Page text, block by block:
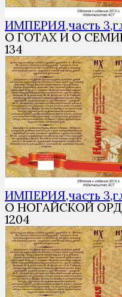
ИМПЕРИЯ,часть
О ГОТАХ И О
134
ИМПЕРИЯ,часть 3,гл.
О НОГАЙСКОЙ
1204